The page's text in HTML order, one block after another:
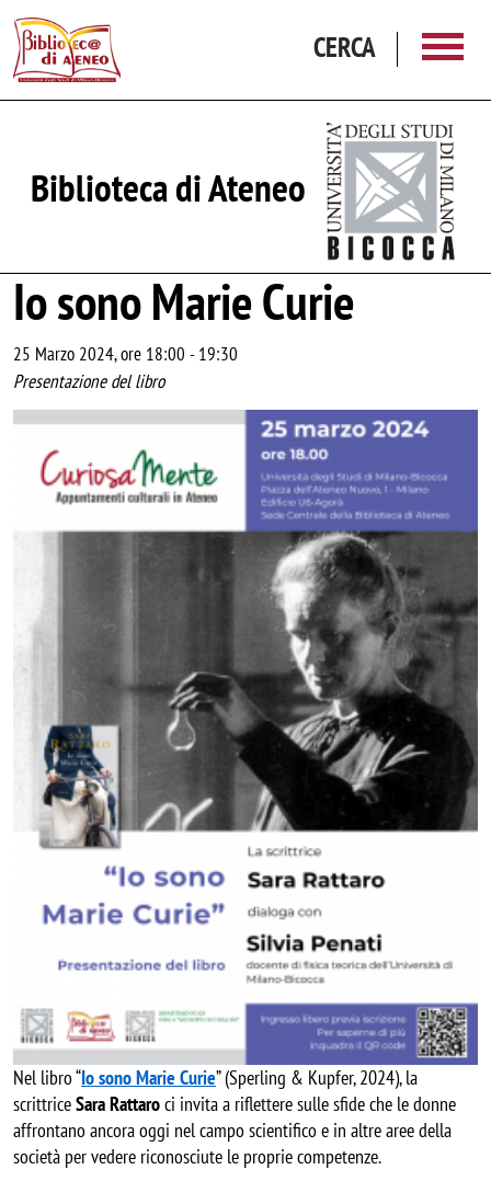
CERCA
Biblioteca di Ateneo
Io sono Marie Curie
25 Marzo 2024, ore 18:00 -19:30
Presentazione del libro
Image
Nel libro “Io sono Marie Curie” (Sperling & Kupfer, 2024), la
scrittriceSara Rattaroci invita a riflettere sulle sfide che le donne
affrontano ancora oggi nel campo scientifico e in altre aree della
società per vedere riconosciute le proprie competenze.